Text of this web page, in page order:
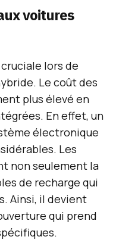
voitures
lors de
Le coût des
plus élevé en
En effet, un
électronique
Les
non seulement la
de recharge qui
Ainsi, il devient
qui prend